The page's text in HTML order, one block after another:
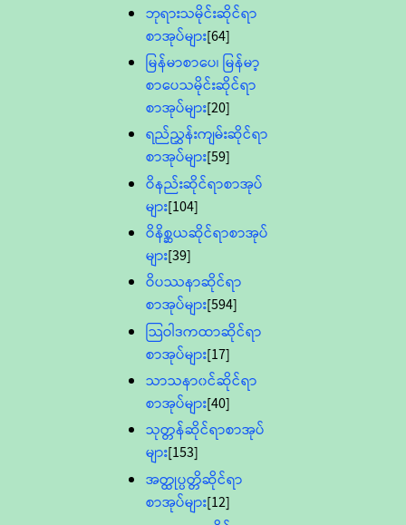
ဘုရားသမိုင်းဆိုင်ရာ
စာအုပ်များ[64]
မြန်မာစာပေ၊ မြန်မာ့
စာပေသမိုင်းဆိုင်ရာ
စာအုပ်များ[20]
ရည်ညွှန်းကျမ်းဆိုင်ရာ
စာအုပ်များ[59]
ဝိနည်းဆိုင်ရာစာအုပ်
များ[104]
ဝိနိစ္ဆယဆိုင်ရာစာအုပ်
များ[39]
ဝိပဿနာဆိုင်ရာ
စာအုပ်များ[594]
သြဝါဒကထာဆိုင်ရာ
စာအုပ်များ[17]
သာသနာ၀င်ဆိုင်ရာ
စာအုပ်များ[40]
သုတ္တန်ဆိုင်ရာစာအုပ်
များ[153]
အတ္ထုပ္ပတ္တိဆိုင်ရာ
စာအုပ်များ[12]